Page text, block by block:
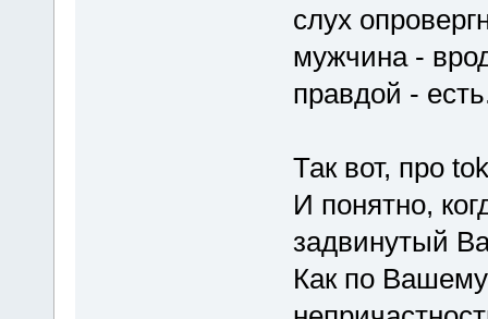
слух
мужчина -
правдой -
Так вот, про
И понятно,
задвинутый
Как по